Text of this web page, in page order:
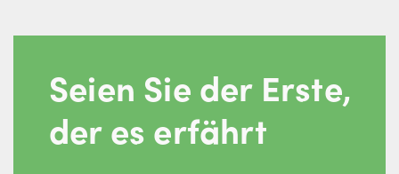
Seien Sie der Erste,
der es erfährt